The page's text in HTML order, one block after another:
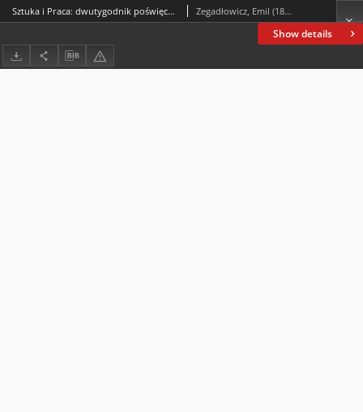
Show details
Sztuka i Praca: dwutygodnik poświęcony sprawom sztuki i kultury. R. 2, 1928, z. 17-20 Zegadłowicz, Emil (1888-1941)